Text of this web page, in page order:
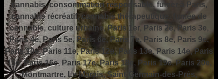
cannabis, consommation responsable, fumer à Paris,
cannabis récréatif, cannabis thérapeutique, fumée de
cannabis, culture urbaine, Paris 1er, Paris 2e, Paris 3e,
Paris 4e, Paris 5e, Paris 6e, Paris 7e, Paris 8e, Paris 9e,
Paris 10e, Paris 11e, Paris 12e, Paris 13e, Paris 14e, Paris
15e, Paris 16e, Paris 17e, Paris 18e, Paris 19e, Paris 20e,
Montmartre, Le Marais, Saint-Germain-des-Prés,